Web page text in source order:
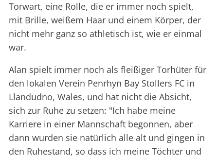
Torwart, eine Rolle, die er immer noch spielt,
mit Brille, weißem Haar und einem Körper, der
nicht mehr ganz so athletisch ist, wie er einmal
war.
Alan spielt immer noch als fleißiger Torhüter für
den lokalen Verein Penrhyn Bay Stollers FC in
Llandudno, Wales, und hat nicht die Absicht,
sich zur Ruhe zu setzen: "Ich habe meine
Karriere in einer Mannschaft begonnen, aber
dann wurden sie natürlich alle alt und gingen in
den Ruhestand, so dass ich meine Töchter und